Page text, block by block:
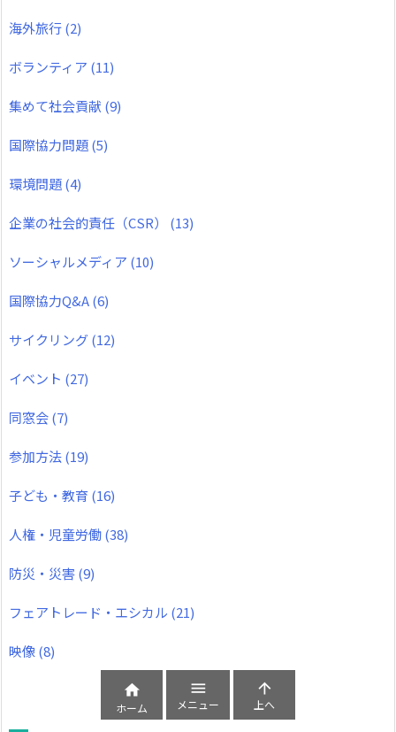
海外旅行(2)
ボランティア (11)
集めて社会貢献 (9)
国際協力問題(5)
環境問題(4)
企業の社会的責任（CSR） (13)
ソーシャルメディア (10)
国際協力Q&A(6)
サイクリング(12)
イベント (27)
同窓会(7)
参加方法(19)
子ども・教育 (16)
人権・児童労働(38)
防災・災害(9)
フェアトレード・エシカル (21)
映像(8)

ホーム

メニュー

上へ